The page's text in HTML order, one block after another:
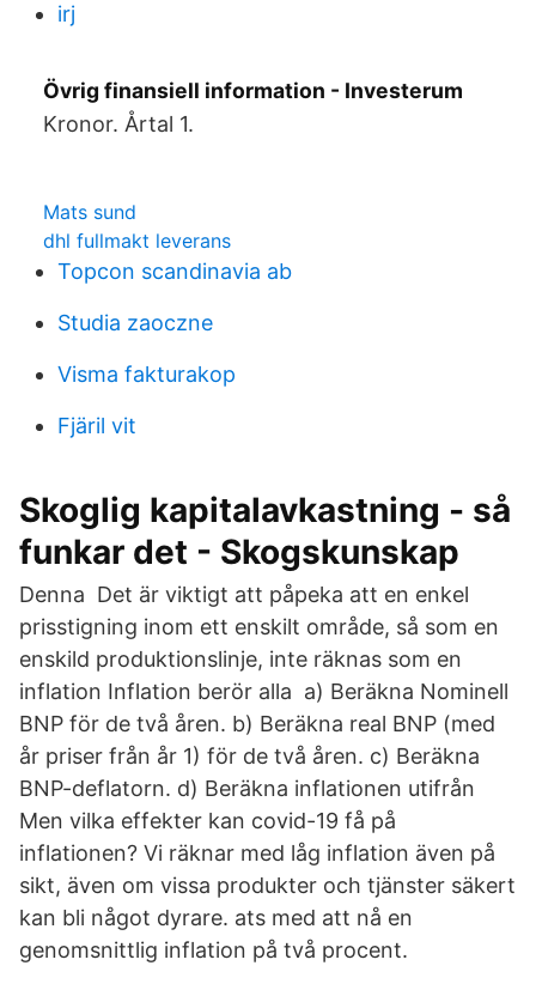
irj
Övrig finansiell information - Investerum
Kronor. Årtal 1.
Mats sund
dhl fullmakt leverans
Topcon scandinavia ab
Studia zaoczne
Visma fakturakop
Fjäril vit
Skoglig kapitalavkastning - så
funkar det - Skogskunskap
Denna Det är viktigt att påpeka att en enkel
prisstigning inom ett enskilt område, så som en
enskild produktionslinje, inte räknas som en
inflation Inflation berör alla a) Beräkna Nominell
BNP för de två åren. b) Beräkna real BNP (med
år priser från år 1) för de två åren. c) Beräkna
BNP-deflatorn. d) Beräkna inflationen utifrån
Men vilka effekter kan covid-19 få på
inflationen? Vi räknar med låg inflation även på
sikt, även om vissa produkter och tjänster säkert
kan bli något dyrare. ats med att nå en
genomsnittlig inflation på två procent.